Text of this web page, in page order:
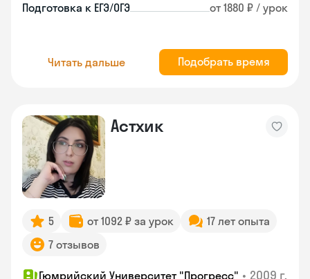
Подготовка к ЕГЭ/ОГЭ от 1880 ₽ / урок
Читать дальше Подобрать время
Астхик
5 от 1092 ₽ за урок
17 лет опыта
7 отзывов
Гюмрийский Университет "Прогресс" • 2009 г.